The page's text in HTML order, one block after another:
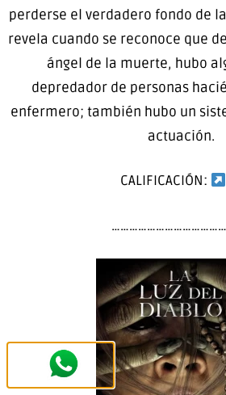
perderse el verdadero fondo de
revela cuando se reconoce que
ángel de la muerte, hubo
depredador de personas
enfermero; también hubo un
actuación.
CALIFICACIÓN: